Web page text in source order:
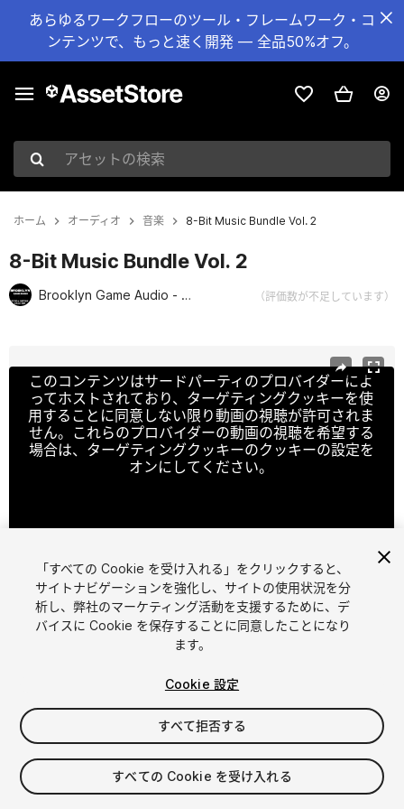
あらゆるワークフローのツール・フレームワーク・コ
ンテンツで、もっと速く開発 — 全品50%オフ。
アセットの検索
ホーム オーディオ 音楽 8-Bit Music Bundle Vol. 2
8-Bit Music Bundle Vol. 2
Brooklyn Game Audio - Retro and Chiptune Collection （評価数が不足しています）
このコンテンツはサードパーティのプロバイダーによ
ってホストされており、ターゲティングクッキーを使
用することに同意しない限り動画の視聴が許可されま
せん。これらのプロバイダーの動画の視聴を希望する
場合は、ターゲティングクッキーのクッキーの設定を
オンにしてください。
1 /2
$29.99
消費税は決済時に計算されます
「すべての Cookie を受け入れる」をクリックすると、
サイトナビゲーションを強化し、サイトの使用状況を分
析し、弊社のマーケティング活動を支援するために、デ
バイスに Cookie を保存することに同意したことになり
ます。
Cookie 設定
すべて拒否する
すべての Cookie を受け入れる